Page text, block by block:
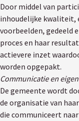
Door middel van
inhoudelijke kwaliteit,
voorbeelden, gedeeld
proces en haar
actievere inzet
worden opgepakt.
Communicatie en
De gemeente wordt
de organisatie van
die communiceert